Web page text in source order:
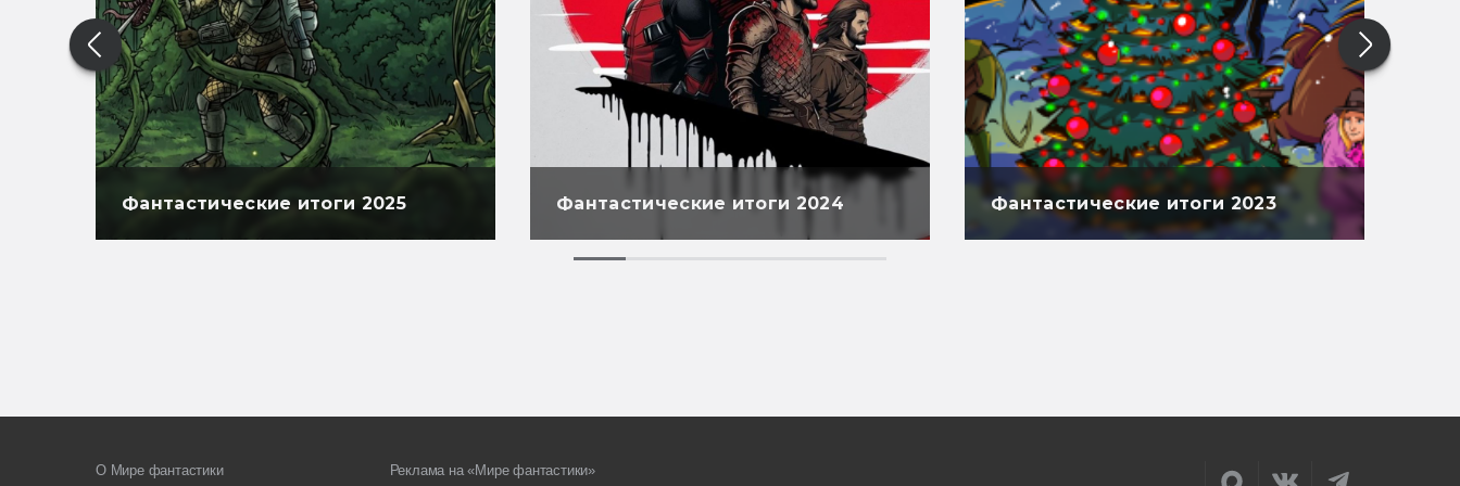
Фантастические итоги 2025 Фантастические итоги 2024 Фантастические итоги 2023
О Мире фантастики Реклама на «Мире фантастики»